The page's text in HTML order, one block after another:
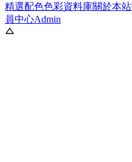
精選配色色彩資料庫關於本站
員中心Admin